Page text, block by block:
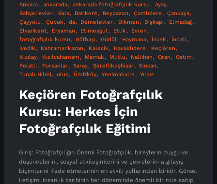
Ankara
ankarada ankarada fotoğrafçılık kursu
Ayaş
Bahçelievler
Bala Batıkent Beypazarı Çamlıdere
Çankaya
Çayyolu
Çubuk da Demetevler Dikmen Dışkapı
Elmadağ
Elvankent
Eryaman Etimesgut Etlik
Evren
fotoğrafçılık kursu
Gölbaşı Güdül Haymana İncek
İncirli
İvedik
Kahramankazan Kalecik Kavaklıdere
Keçiören
Kızılay
Kızılcahamam Mamak Mutlu Nallıhan Oran
Ostim
Polatlı
Pursaklar Saray Şereflikoçhisar
Sincan
Tunalı Hilmi
ulus Ümitköy Yenimahalle Yıldız
Keçiören Fotoğrafçılık
Kursu: Herkes İçin
Fotoğrafçılık Eğitimi
Giriş: Fotoğrafçılığın Önemi Fotoğrafçılık, bireylerin duygu ve
düşüncelerini, sosyal etkileşimlerini ve çevrelerini algılayış
biçimlerini ifade etmelerinin en etkili yollarından biridir. Görsel
iletişim, insanlık tarihinin her döneminde önemli bir role sahip